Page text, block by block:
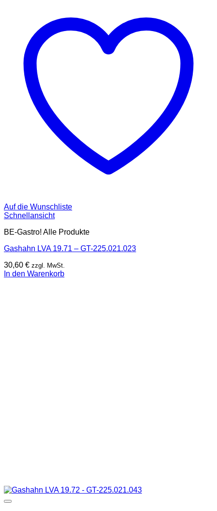
Auf die Wunschliste
Schnellansicht
BE-Gastro! Alle Produkte
Gashahn LVA 19.71 – GT-225.021.023
30,60 € zzgl. MwSt.
In den Warenkorb